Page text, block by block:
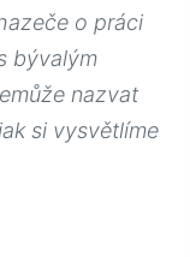
o práci
bývalým
nazvat
si vysvětlíme